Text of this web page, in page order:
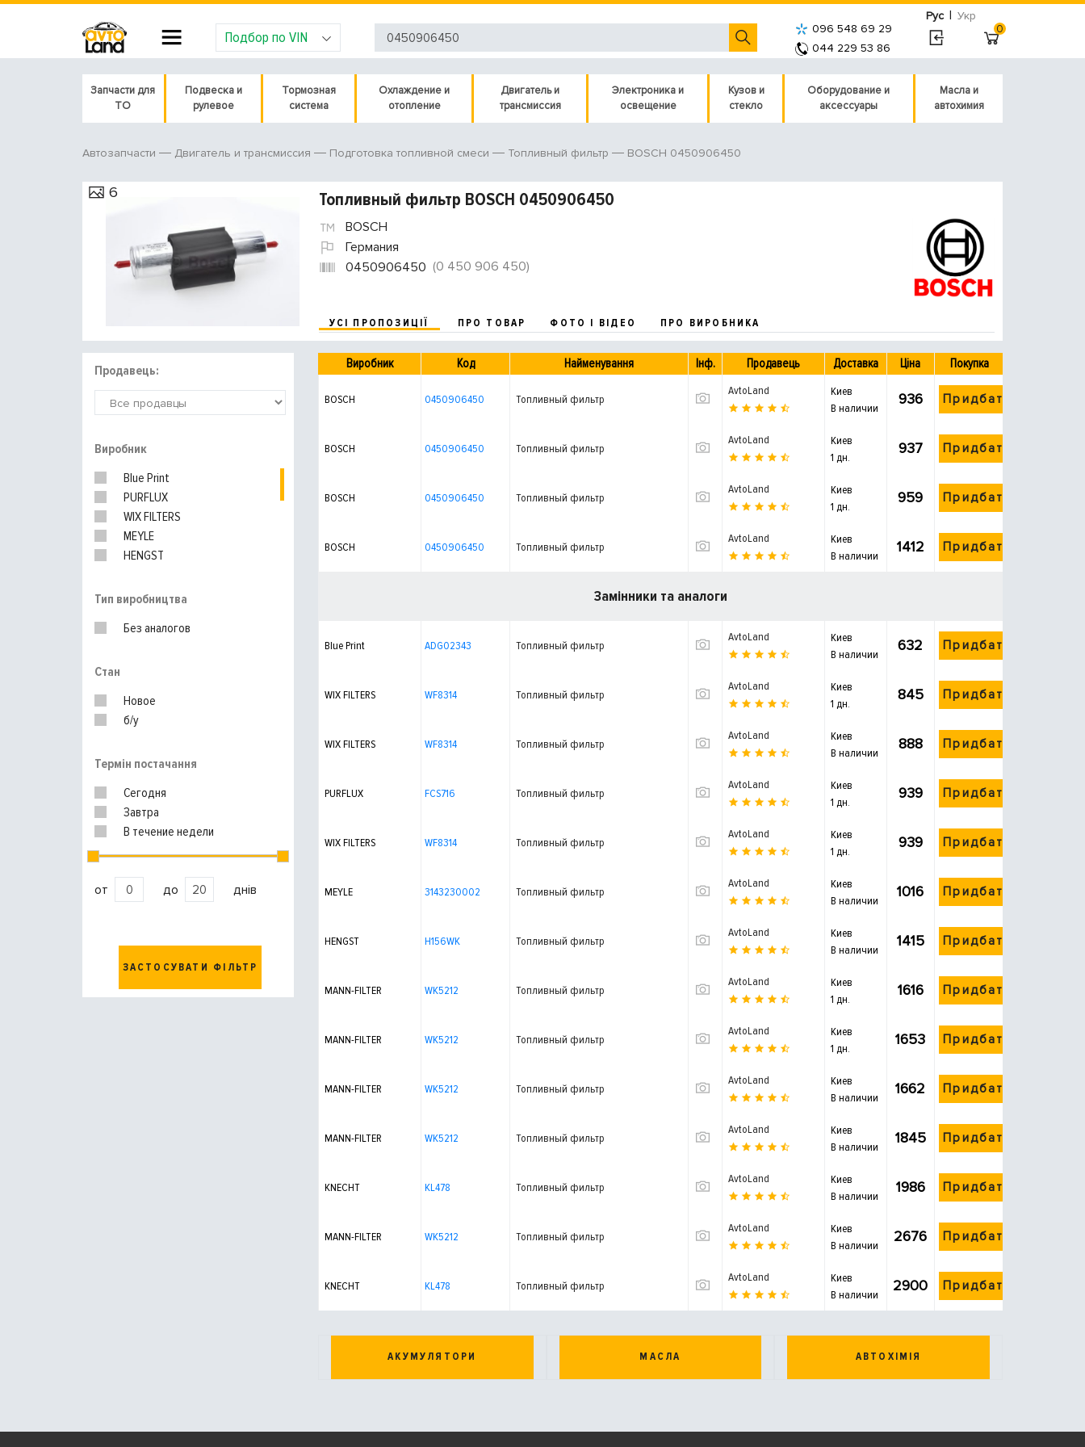
Рус | Укр
Подбор по VIN
096 548 69 29
044 229 53 86
0
Запчасти для
ТО
Подвеска и
рулевое
Тормозная
система
Охлаждение и
отопление
Двигатель и
трансмиссия
Электроника и
освещение
Кузов и
стекло
Оборудование и
аксессуары
Масла и
автохимия
Автозапчасти Двигатель и трансмиссия Подготовка топливной смеси Топливный фильтр BOSCH 0450906450
6 Топливный фильтр BOSCH 0450906450
BOSCH
Германия
0450906450 (0 450 906 450)
УСІ ПРОПОЗИЦІЇ ПРО ТОВАР ФОТО І ВІДЕО ПРО ВИРОБНИКА
Продавець:
Виробник
Blue Print
PURFLUX
WIX FILTERS
MEYLE
HENGST
KNECHT
Тип виробництва
Без аналогов
Стан
Новое
б/у
Термін постачання
Сегодня
Завтра
В течение недели
от до днів
ЗАСТОСУВАТИ ФІЛЬТР
Виробник Код Найменування Інф. Продавець Доставка Ціна Покупка
BOSCH 0450906450 Топливный фильтр
AvtoLand
Киев
В наличии
936 Придбати
BOSCH 0450906450 Топливный фильтр
AvtoLand
Киев
1 дн.
937 Придбати
BOSCH 0450906450 Топливный фильтр
AvtoLand
Киев
1 дн.
959 Придбати
BOSCH 0450906450 Топливный фильтр
AvtoLand
Киев
В наличии
1412 Придбати
Замінники та аналоги
Blue Print ADG02343 Топливный фильтр
AvtoLand
Киев
В наличии
632 Придбати
WIX FILTERS WF8314 Топливный фильтр
AvtoLand
Киев
1 дн.
845 Придбати
WIX FILTERS WF8314 Топливный фильтр
AvtoLand
Киев
В наличии
888 Придбати
PURFLUX FCS716 Топливный фильтр
AvtoLand
Киев
1 дн.
939 Придбати
WIX FILTERS WF8314 Топливный фильтр
AvtoLand
Киев
1 дн.
939 Придбати
MEYLE 3143230002 Топливный фильтр
AvtoLand
Киев
В наличии
1016 Придбати
HENGST H156WK Топливный фильтр
AvtoLand
Киев
В наличии
1415 Придбати
MANN-FILTER WK5212 Топливный фильтр
AvtoLand
Киев
1 дн.
1616 Придбати
MANN-FILTER WK5212 Топливный фильтр
AvtoLand
Киев
1 дн.
1653 Придбати
MANN-FILTER WK5212 Топливный фильтр
AvtoLand
Киев
В наличии
1662 Придбати
MANN-FILTER WK5212 Топливный фильтр
AvtoLand
Киев
В наличии
1845 Придбати
KNECHT KL478 Топливный фильтр
AvtoLand
Киев
В наличии
1986 Придбати
MANN-FILTER WK5212 Топливный фильтр
AvtoLand
Киев
В наличии
2676 Придбати
KNECHT KL478 Топливный фильтр
AvtoLand
Киев
В наличии
2900 Придбати
АКУМУЛЯТОРИ МАСЛА АВТОХІМІЯ